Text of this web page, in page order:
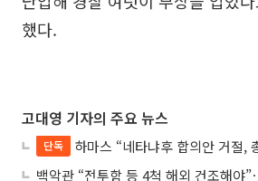
했다.
고대영 기자의 주요 뉴스
단독
하마스 “네타냐후 합의안 거절, 총선